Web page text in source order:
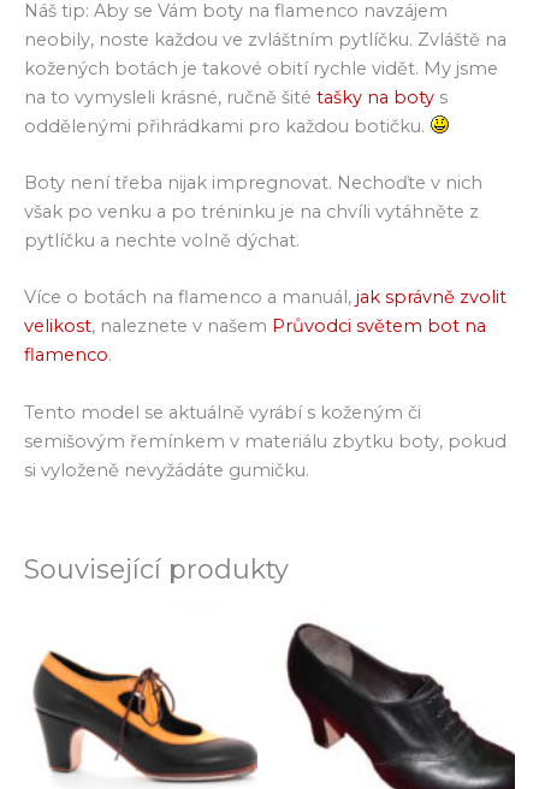
Náš tip: Aby se Vám boty na flamenco navzájem
neobily, noste každou ve zvláštním pytlíčku. Zvláště na
kožených botách je takové obití rychle vidět. My jsme
na to vymysleli krásné, ručně šité tašky na boty s
oddělenými přihrádkami pro každou botičku.
Boty není třeba nijak impregnovat. Nechoďte v nich
však po venku a po tréninku je na chvíli vytáhněte z
pytlíčku a nechte volně dýchat.
Více o botách na flamenco a manuál, jak správně zvolit
velikost, naleznete v našem Průvodci světem bot na
flamenco.
Tento model se aktuálně vyrábí s koženým či
semišovým řemínkem v materiálu zbytku boty, pokud
si vyloženě nevyžádáte gumičku.
Související produkty